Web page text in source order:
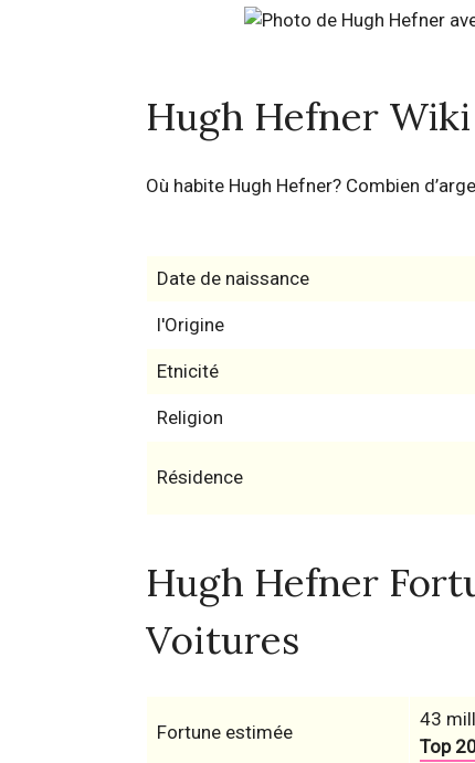
Hugh Hefner Wiki
Où habite Hugh Hefner? Combien
Date de naissance
l'Origine
Etnicité
Religion
Résidence
Hugh Hefner
Voitures
Fortune estimée
43
Top